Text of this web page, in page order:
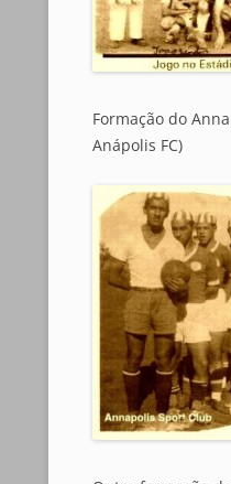
Formação do
Anápolis FC)